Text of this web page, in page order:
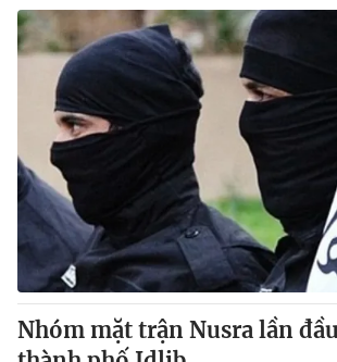
Nhóm mặt trận Nusra lần